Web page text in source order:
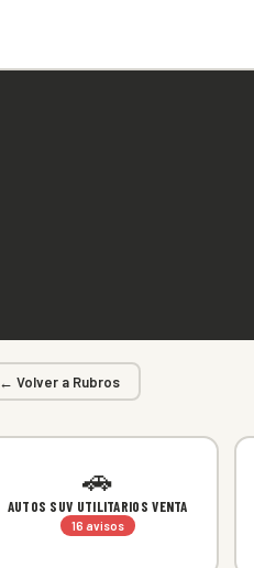
← Volver a Rubros
🚗
AUTOS SUV UTILITARIOS VENTA
16 avisos